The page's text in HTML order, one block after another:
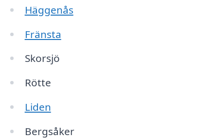
Häggenås
Fränsta
Skorsjö
Rötte
Liden
Bergsåker